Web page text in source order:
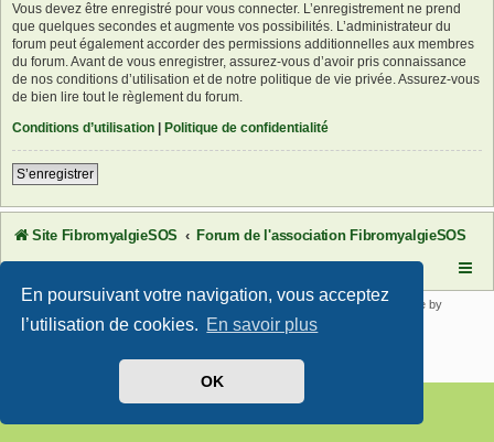
En poursuivant votre navigation, vous acceptez
l’utilisation de cookies. En savoir plus
OK
Vous devez être enregistré pour vous connecter. L’enregistrement ne prend
que quelques secondes et augmente vos possibilités. L’administrateur du
forum peut également accorder des permissions additionnelles aux membres
du forum. Avant de vous enregistrer, assurez-vous d’avoir pris connaissance
de nos conditions d’utilisation et de notre politique de vie privée. Assurez-vous
de bien lire tout le règlement du forum.
Conditions d’utilisation
Politique de confidentialité
S’enregistrer
Site FibromyalgieSOS Forum de l'association FibromyalgieSOS
Développé parphpBB® Forum Software © phpBB Limited | SE Square by
PhpBB3 BBCodes
Confidentialité|Conditions